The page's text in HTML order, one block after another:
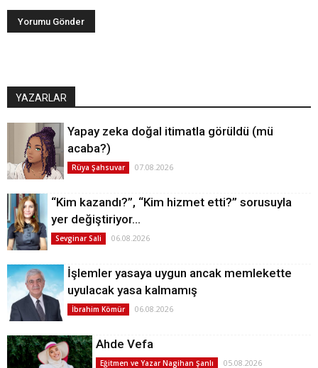
YAZARLAR
Yapay zeka doğal itimatla görüldü (mü
acaba?)
Rüya Şahsuvar 07.08.2026
“Kim kazandı?”, “Kim hizmet etti?” sorusuyla
yer değiştiriyor…
Sevginar Sali 06.08.2026
İşlemler yasaya uygun ancak memlekette
uyulacak yasa kalmamış
İbrahim Kömür 06.08.2026
Ahde Vefa
Eğitmen ve Yazar Nagihan Şanlı 05.08.2026